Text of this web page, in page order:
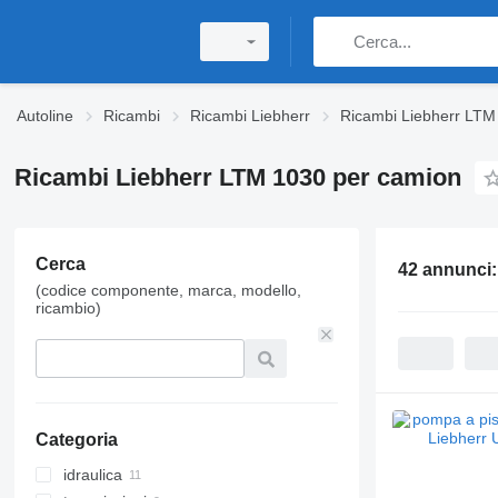
Autoline Ricambi Ricambi Liebherr Ricambi Liebherr LTM
Ricambi Liebherr LTM 1030 per camion
Cerca
(codice componente, marca, modello,
ricambio)
Categoria
idraulica
42 annunci: